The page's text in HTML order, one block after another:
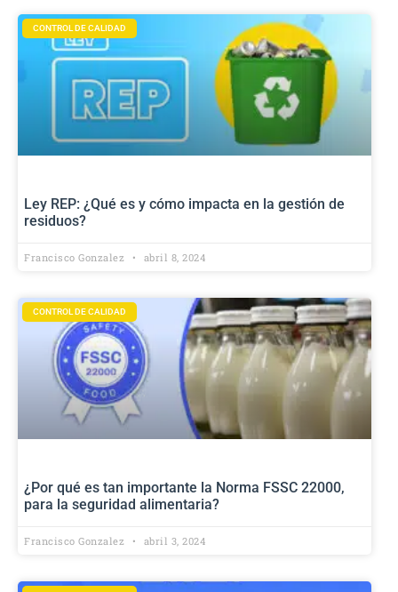
CONTROL DE CALIDAD
Ley REP: ¿Qué es y cómo impacta en la gestión de
residuos?
Francisco Gonzalez abril 8, 2024
CONTROL DE CALIDAD
¿Por qué es tan importante la Norma FSSC 22000,
para la seguridad alimentaria?
Francisco Gonzalez abril 3, 2024